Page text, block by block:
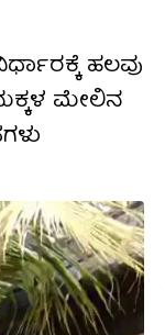
ಹಲವು
ಮೇಲಿನ